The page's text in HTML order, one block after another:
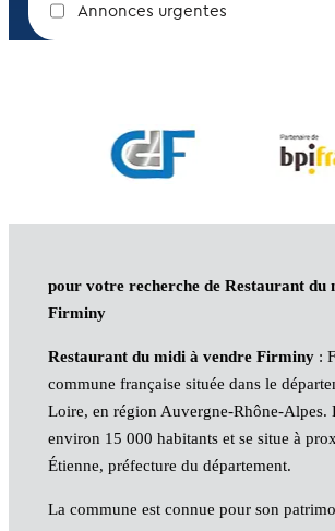
Annonces urgentes
pour votre recherche de Restaurant du
Firminy
Restaurant du midi à vendre Firminy:
commune française située dans le
Loire, en région Auvergne-Rhône-Alpes.
environ 15 000 habitants et se situe à
Étienne, préfecture du département.
La commune est connue pour son